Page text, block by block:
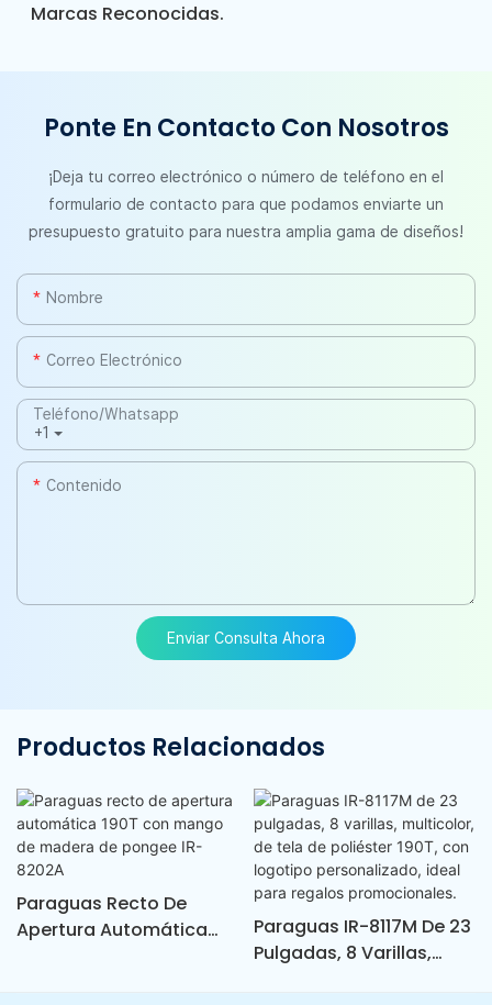
Marcas Reconocidas.
Ponte En Contacto Con Nosotros
¡Deja tu correo electrónico o número de teléfono en el
formulario de contacto para que podamos enviarte un
presupuesto gratuito para nuestra amplia gama de diseños!
Nombre
Correo Electrónico
+1
Teléfono/whatsapp
Contenido
Enviar Consulta Ahora
Productos Relacionados
Paraguas Recto De
Apertura Automática
Paraguas IR-8117M De 23
Pulgadas, 8 Varillas,